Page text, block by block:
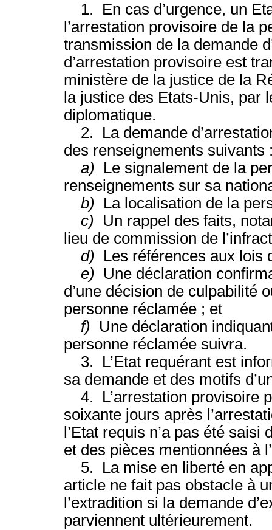
1. En cas d’urgence, un
l’arrestation provisoire de la
transmission de la demande
d’arrestation provisoire est
ministère de la justice de la
la justice des Etats-Unis, par
diplomatique.
2. La demande
des renseignements suivants
a) Le signalement de la
renseignements sur sa
b) La localisation de la
c) Un rappel des faits,
lieu de commission de
d) Les références aux lois
e) Une déclaration
d’une décision de culpabilité
personne réclamée ; et
f) Une déclaration
personne réclamée suivra.
3. L’Etat requérant est
sa demande et des motifs
4. L’arrestation provisoire
soixante jours après
l’Etat requis n’a pas été
et des pièces mentionnées à
5. La mise en liberté en
article ne fait pas obstacle à
l’extradition si la demande
parviennent ultérieurement.